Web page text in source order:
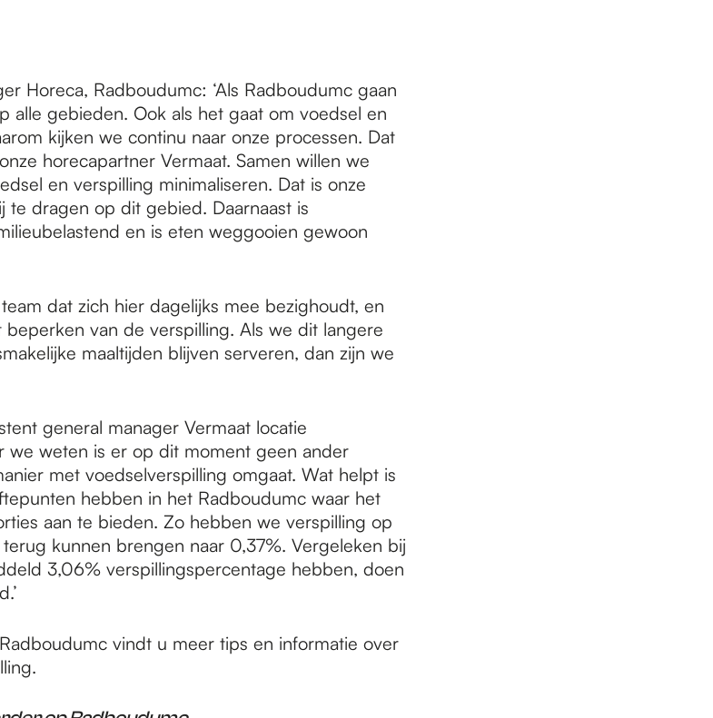
Horeca, Radboudumc: ‘Als Radboudumc gaan
alle gebieden. Ook als het gaat om voedsel en
kijken we continu naar onze processen. Dat
horecapartner Vermaat. Samen willen we
en verspilling minimaliseren. Dat is onze
te dragen op dit gebied. Daarnaast is
en is eten weggooien gewoon
dat zich hier dagelijks mee bezighoudt, en
van de verspilling. Als we dit langere
maaltijden blijven serveren, dan zijn we
general manager Vermaat locatie
we weten is er op dit moment geen ander
met voedselverspilling omgaat. Wat helpt is
hebben in het Radboudumc waar het
aan te bieden. Zo hebben we verspilling op
kunnen brengen naar 0,37%. Vergeleken bij
3,06% verspillingspercentage hebben, doen
vindt u meer tips en informatie over